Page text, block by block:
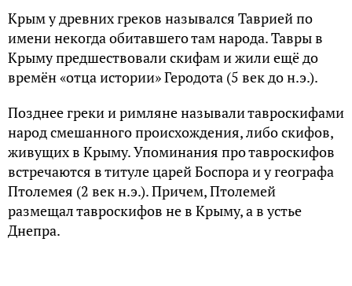
Крым у древних греков назывался Таврией по
имени некогда обитавшего там народа. Тавры в
Крыму предшествовали скифам и жили ещё до
времён «отца истории» Геродота (5 век до н.э.).
Позднее греки и римляне называли тавроскифами
народ смешанного происхождения, либо скифов,
живущих в Крыму. Упоминания про тавроскифов
встречаются в титуле царей Боспора и у географа
Птолемея (2 век н.э.). Причем, Птолемей
размещал тавроскифов не в Крыму, а в устье
Днепра.